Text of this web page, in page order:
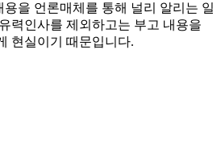
을 언론매체를 통해 널리 알리는 일
력인사를 제외하고는 부고 내용을
현실이기 때문입니다.